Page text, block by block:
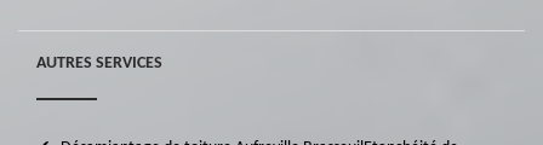
AUTRES SERVICES